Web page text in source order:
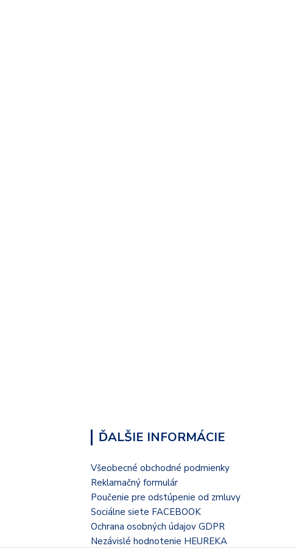
ĎALŠIE INFORMÁCIE
Všeobecné obchodné podmienky
Reklamačný formulár
Poučenie pre odstúpenie od zmluvy
Sociálne siete FACEBOOK
Ochrana osobných údajov GDPR
Nezávislé hodnotenie HEUREKA